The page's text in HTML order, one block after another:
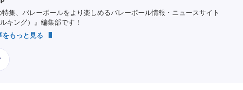
集、バレーボールをより楽しめるバレーボール情報・ニュースサイト
キング）』編集部です！
もっと見る